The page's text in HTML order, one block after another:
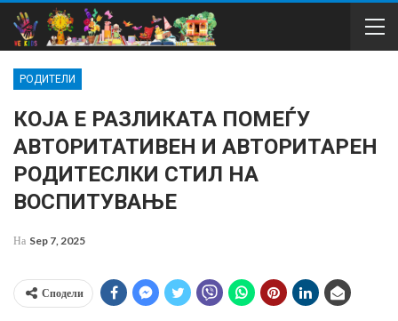
РОДИТЕЛИ
КОЈА Е РАЗЛИКАТА ПОМЕЃУ
АВТОРИТАТИВЕН И АВТОРИТАРЕН
РОДИТЕСЛКИ СТИЛ НА
ВОСПИТУВАЊЕ
На Sep 7, 2025
Сподели